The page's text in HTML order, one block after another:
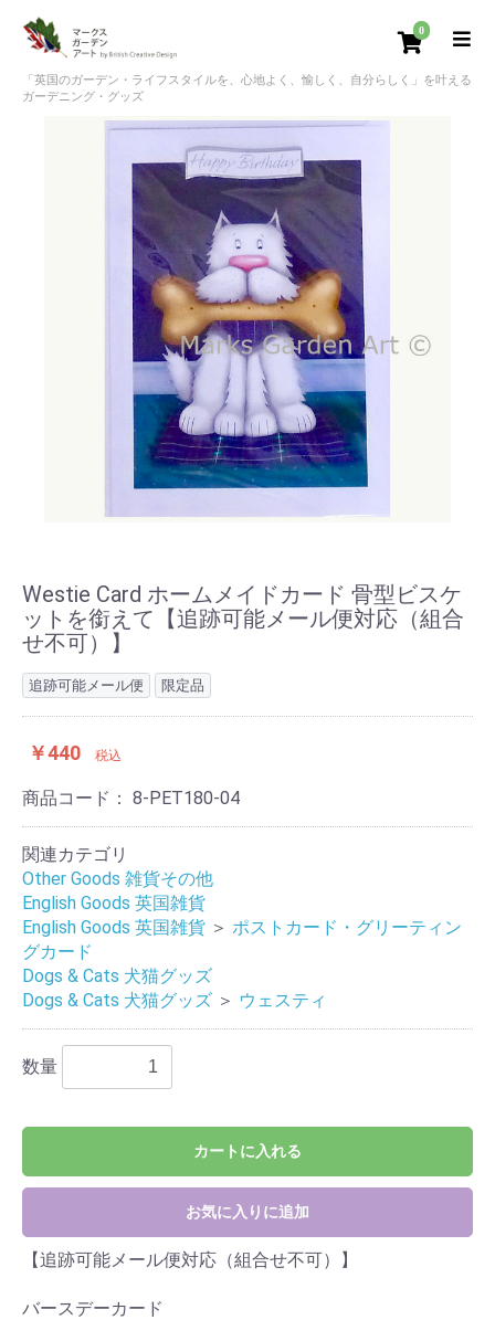
0
「英国のガーデン・ライフスタイルを、心地よく、愉しく、自分らしく」を叶える
ガーデニング・グッズ
Westie Card ホームメイドカード 骨型ビスケ
ットを銜えて【追跡可能メール便対応（組合
せ不可）】
追跡可能メール便 限定品
￥440 税込
商品コード： 8-PET180-04
関連カテゴリ
Other Goods 雑貨その他
English Goods 英国雑貨
English Goods 英国雑貨 ＞ ポストカード・グリーティン
グカード
Dogs & Cats 犬猫グッズ
Dogs & Cats 犬猫グッズ ＞ ウェスティ
数量
カートに入れる
お気に入りに追加
【追跡可能メール便対応（組合せ不可）】
バースデーカード